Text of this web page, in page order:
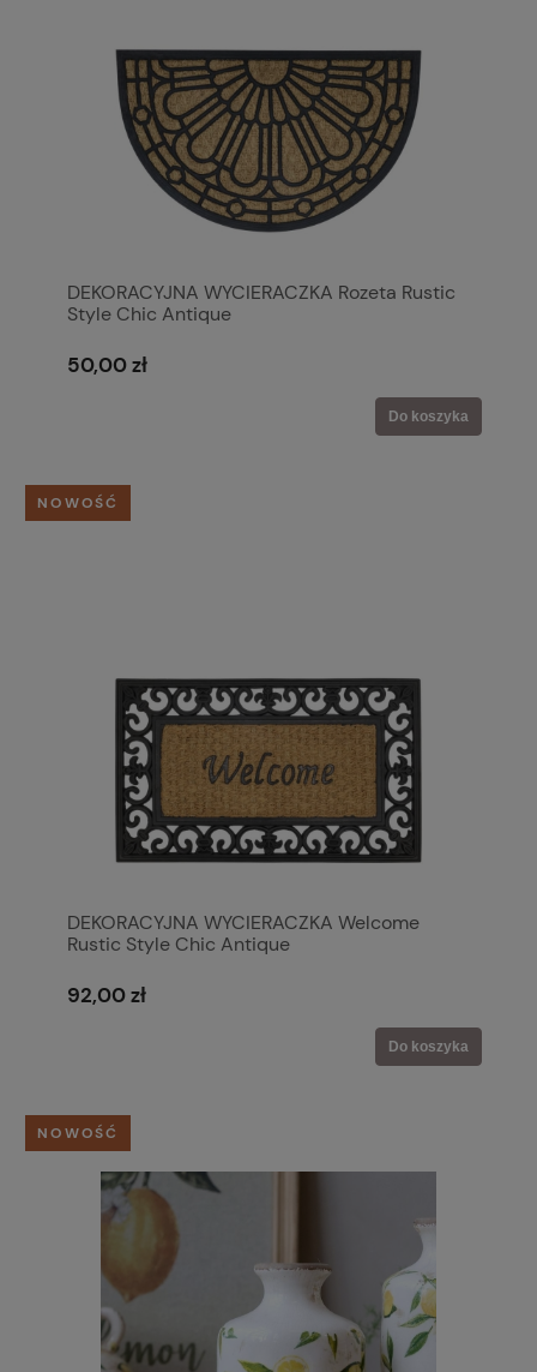
DEKORACYJNA WYCIERACZKA Rozeta Rustic
Style Chic Antique
50,00 zł
Do koszyka
DEKORACYJNA WYCIERACZKA Welcome
Rustic Style Chic Antique
92,00 zł
Do koszyka
NOWOŚĆ
NOWOŚĆ